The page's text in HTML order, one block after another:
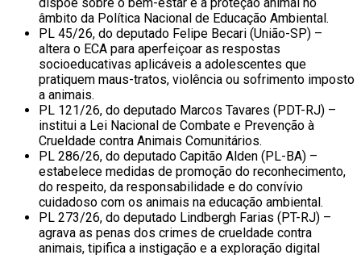
âmbito da Política Nacional de Educação Ambiental.
PL 45/26, do deputado Felipe Becari (União-SP) –
altera o ECA para aperfeiçoar as respostas
socioeducativas aplicáveis a adolescentes que
pratiquem maus-tratos, violência ou sofrimento imposto
a animais.
PL 121/26, do deputado Marcos Tavares (PDT-RJ) –
institui a Lei Nacional de Combate e Prevenção à
Crueldade contra Animais Comunitários.
PL 286/26, do deputado Capitão Alden (PL-BA) –
estabelece medidas de promoção do reconhecimento,
do respeito, da responsabilidade e do convívio
cuidadoso com os animais na educação ambiental.
PL 273/26, do deputado Lindbergh Farias (PT-RJ) –
agrava as penas dos crimes de crueldade contra
animais, tipifica a instigação e a exploração digital